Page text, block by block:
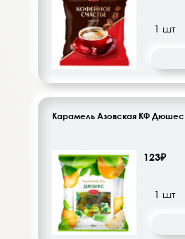
Карамель Азовская КФ Дюшес
123₽